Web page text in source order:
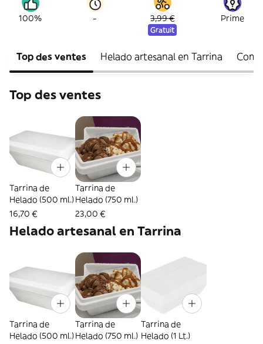
100% - 3,99 €
Gratuit
Prime
Top des ventes Helado artesanal en Tarrina
Top des ventes
Tarrina de
Helado (500 ml.)
16,70 €
Tarrina de
Helado (750 ml.)
23,00 €
Helado artesanal en Tarrina
Tarrina de
Helado (500 ml.)
Tarrina de
Helado (750 ml.)
Tarrina de
Helado (1 Lt.)